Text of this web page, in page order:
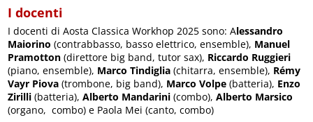
I docenti
I docenti di Aosta Classica Workhop 2025 sono: Alessandro
Maiorino (contrabbasso, basso elettrico, ensemble), Manuel
Pramotton (direttore big band, tutor sax), Riccardo Ruggieri
(piano, ensemble), Marco Tindiglia (chitarra, ensemble), Rémy
Vayr Piova (trombone, big band), Marco Volpe (batteria), Enzo
Zirilli (batteria),Alberto Mandarini (combo),Alberto Marsico
(organo, combo) e Paola Mei (canto, combo)